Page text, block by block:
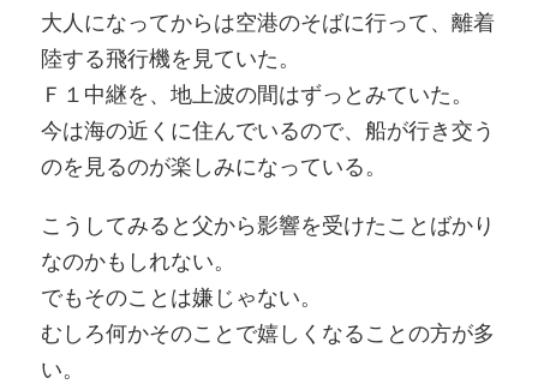
大人になってからは空港のそばに行って、離着
陸する飛行機を見ていた。
Ｆ１中継を、地上波の間はずっとみていた。
今は海の近くに住んでいるので、船が行き交う
のを見るのが楽しみになっている。
こうしてみると父から影響を受けたことばかり
なのかもしれない。
でもそのことは嫌じゃない。
むしろ何かそのことで嬉しくなることの方が多
い。